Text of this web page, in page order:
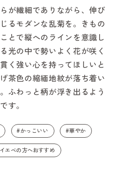
が繊細でありながら、伸び
るモダンな乱菊を。きもの
とで縦へのラインを意識し
光の中で勢いよく花が咲く
く強い心を持ってほしいと
茶色の縮緬地紋が落ち着い
ふわっと柄が浮き出るよう
す。
#かっこいい #華やか
エベの方へおすすめ